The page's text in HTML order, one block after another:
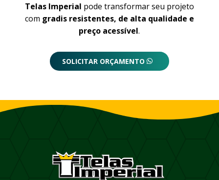
Telas Imperial pode transformar seu projeto
com gradis resistentes, de alta qualidade e
preço acessível.
SOLICITAR ORÇAMENTO